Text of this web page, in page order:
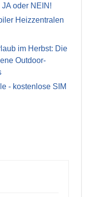
oder NEIN!
Heizzentralen
im Herbst: Die
Outdoor-
- kostenlose SIM